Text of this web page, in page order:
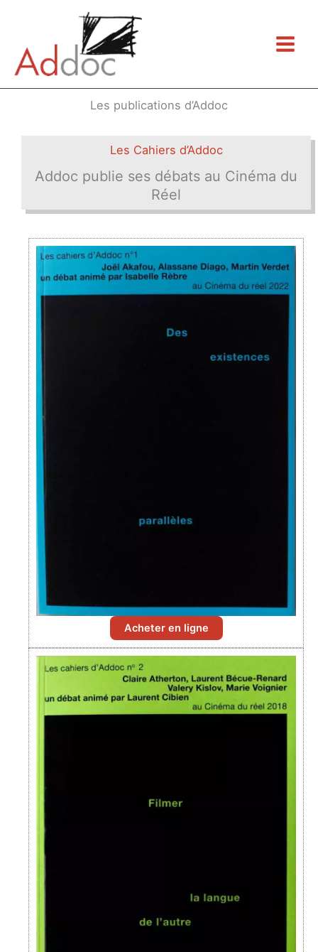
contenu
Les publications d’Addoc
Les Cahiers d’Addoc
Addoc publie ses débats au Cinéma du
Réel
Acheter en ligne